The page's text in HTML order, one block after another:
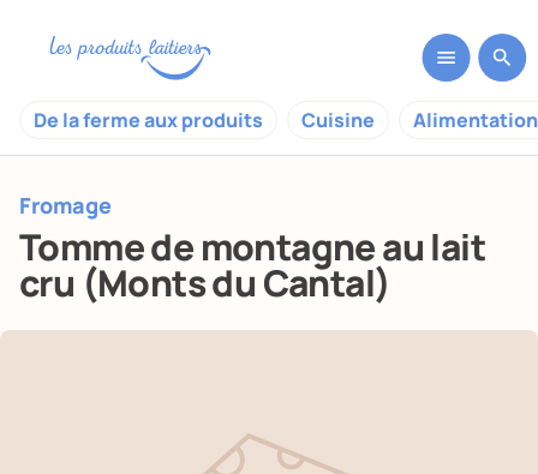
De la ferme aux produits Cuisine
Fromage
Tomme de montagne au lait
cru (Monts du Cantal)